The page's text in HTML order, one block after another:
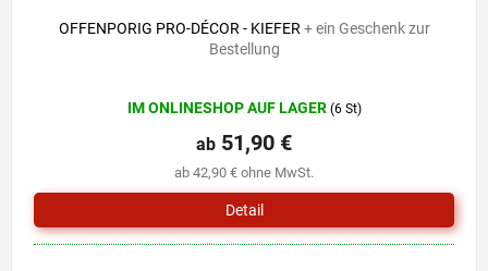
OFFENPORIG PRO-DÉCOR - KIEFER+ ein Geschenk zur
Bestellung
durchschnittliche
Produktbewertung
ist
5,0
von
5
Sternen.
IM ONLINESHOP AUF LAGER (6 St)
ab 42,90 € ohne MwSt.
ab 51,90 €
Detail